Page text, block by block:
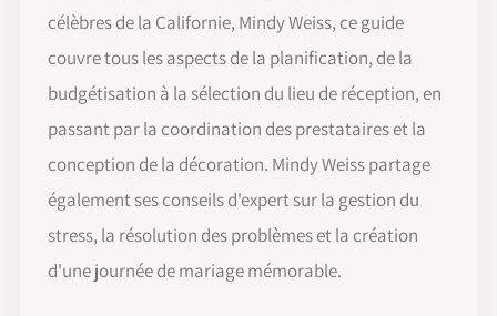
célèbres de la Californie, Mindy Weiss, ce guide
couvre tous les aspects de la planification, de la
budgétisation à la sélection du lieu de réception, en
passant par la coordination des prestataires et la
conception de la décoration. Mindy Weiss partage
également ses conseils d'expert sur la gestion du
stress, la résolution des problèmes et la création
d'une journée de mariage mémorable.